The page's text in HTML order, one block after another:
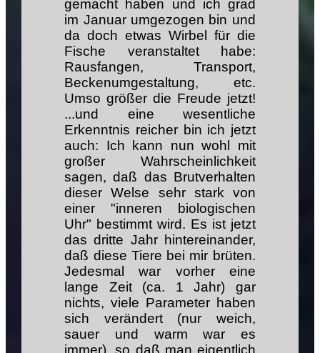
gemacht haben und ich grad
im Januar umgezogen bin und
da doch etwas Wirbel für die
Fische veranstaltet habe:
Rausfangen, Transport,
Beckenumgestaltung, etc.
Umso größer die Freude jetzt!
...und eine wesentliche
Erkenntnis reicher bin ich jetzt
auch: Ich kann nun wohl mit
großer Wahrscheinlichkeit
sagen, daß das Brutverhalten
dieser Welse sehr stark von
einer "inneren biologischen
Uhr" bestimmt wird. Es ist jetzt
das dritte Jahr hintereinander,
daß diese Tiere bei mir brüten.
Jedesmal war vorher eine
lange Zeit (ca. 1 Jahr) gar
nichts, viele Parameter haben
sich verändert (nur weich,
sauer und warm war es
immer), so daß man eigentlich